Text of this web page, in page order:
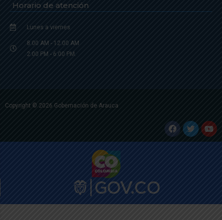
Horario de atención
Lunes a viernes
8:00 AM - 12:00 AM
2:00 PM - 6:00 PM.
Copyright © 2026 Gobernación de Arauca